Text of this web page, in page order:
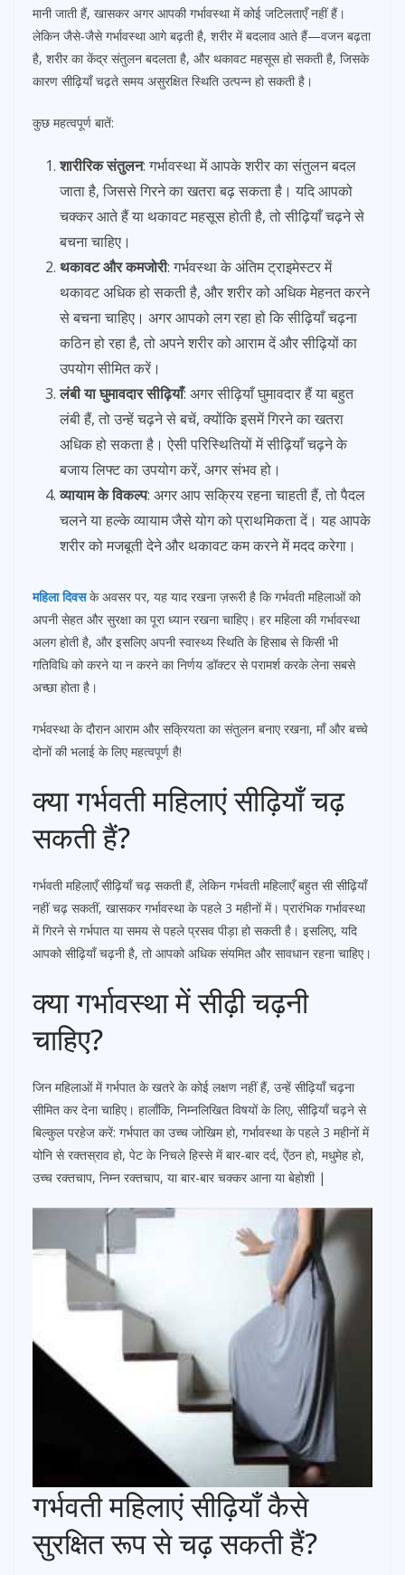
मानी जाती हैं, खासकर अगर आपकी गर्भावस्था में कोई जटिलताएँ नहीं हैं।
लेकिन जैसे-जैसे गर्भावस्था आगे बढ़ती है, शरीर में बदलाव आते हैं—वजन बढ़ता
है, शरीर का केंद्र संतुलन बदलता है, और थकावट महसूस हो सकती है, जिसके
कारण सीढ़ियाँ चढ़ते समय असुरक्षित स्थिति उत्पन्न हो सकती है।
कुछ महत्वपूर्ण बातें:
शारीरिक संतुलन: गर्भावस्था में आपके शरीर का संतुलन बदल
जाता है, जिससे गिरने का खतरा बढ़ सकता है। यदि आपको
चक्कर आते हैं या थकावट महसूस होती है, तो सीढ़ियाँ चढ़ने से
बचना चाहिए।
थकावट और कमजोरी: गर्भवस्था के अंतिम ट्राइमेस्टर में
थकावट अधिक हो सकती है, और शरीर को अधिक मेहनत करने
से बचना चाहिए। अगर आपको लग रहा हो कि सीढ़ियाँ चढ़ना
कठिन हो रहा है, तो अपने शरीर को आराम दें और सीढ़ियों का
उपयोग सीमित करें।
लंबी या घुमावदार सीढ़ियाँ: अगर सीढ़ियाँ घुमावदार हैं या बहुत
लंबी हैं, तो उन्हें चढ़ने से बचें, क्योंकि इसमें गिरने का खतरा
अधिक हो सकता है। ऐसी परिस्थितियों में सीढ़ियाँ चढ़ने के
बजाय लिफ्ट का उपयोग करें, अगर संभव हो।
व्यायाम के विकल्प: अगर आप सक्रिय रहना चाहती हैं, तो पैदल
चलने या हल्के व्यायाम जैसे योग को प्राथमिकता दें। यह आपके
शरीर को मजबूती देने और थकावट कम करने में मदद करेगा।
महिला दिवसके अवसर पर, यह याद रखना ज़रूरी है कि गर्भवती महिलाओं को
अपनी सेहत और सुरक्षा का पूरा ध्यान रखना चाहिए। हर महिला की गर्भावस्था
अलग होती है, और इसलिए अपनी स्वास्थ्य स्थिति के हिसाब से किसी भी
गतिविधि को करने या न करने का निर्णय डॉक्टर से परामर्श करके लेना सबसे
अच्छा होता है।
गर्भवस्था के दौरान आराम और सक्रियता का संतुलन बनाए रखना, माँ और बच्चे
दोनों की भलाई के लिए महत्वपूर्ण है!
क्या गर्भवती महिलाएं सीढ़ियाँ चढ़
सकती हैं?
गर्भवती महिलाएँ सीढ़ियाँ चढ़ सकती हैं, लेकिन गर्भवती महिलाएँ बहुत सी सीढ़ियाँ
नहीं चढ़ सकतीं, खासकर गर्भावस्था के पहले 3 महीनों में। प्रारंभिक गर्भावस्था
में गिरने से गर्भपात या समय से पहले प्रसव पीड़ा हो सकती है। इसलिए, यदि
आपको सीढ़ियाँ चढ़नी है, तो आपको अधिक संयमित और सावधान रहना चाहिए।
क्या गर्भावस्था में सीढ़ी चढ़नी
चाहिए?
जिन महिलाओं में गर्भपात के खतरे के कोई लक्षण नहीं हैं, उन्हें सीढ़ियाँ चढ़ना
सीमित कर देना चाहिए। हालाँकि, निम्नलिखित विषयों के लिए, सीढ़ियाँ चढ़ने से
बिल्कुल परहेज करें: गर्भपात का उच्च जोखिम हो, गर्भावस्था के पहले 3 महीनों में
योनि से रक्तस्राव हो, पेट के निचले हिस्से में बार-बार दर्द, ऐंठन हो, मधुमेह हो,
उच्च रक्तचाप, निम्न रक्तचाप, या बार-बार चक्कर आना या बेहोशी |
गर्भवती महिलाएं सीढ़ियाँ कैसे
सुरक्षित रूप से चढ़ सकती हैं?